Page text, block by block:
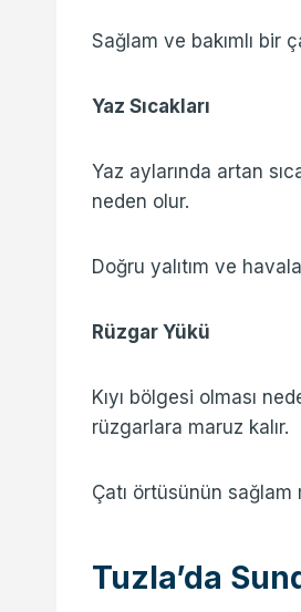
Sağlam ve bakımlı bir
Yaz Sıcakları
Yaz aylarında artan
neden olur.
Doğru yalıtım ve
Rüzgar Yükü
Kıyı bölgesi olması
rüzgarlara maruz kalır.
Çatı örtüsünün sağlam
Tuzla’da